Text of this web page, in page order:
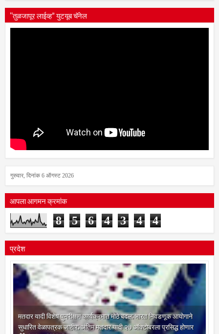
“तुळजापूर लाईव्ह” युटयूब चॅनेल
आपला आगमन क्रमांक
8 5 6 4 3 4 4
प्रदेश
मतदार यादी विशेष पुनरीक्षण कार्यक्रमात मोठे बदल; भारत निवडणूक आयोगाने
सुधारित वेळापत्रक जाहीर; अंतिम मतदार यादी २७ ऑक्टोबरला प्रसिद्ध होणार
04Aug 2026 undefined